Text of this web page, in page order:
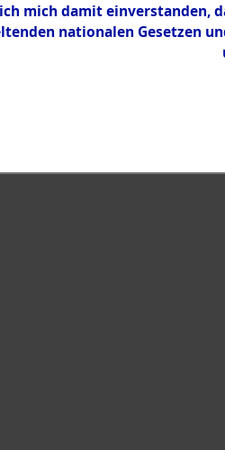
mich damit einverstanden,
nationalen Gesetzen